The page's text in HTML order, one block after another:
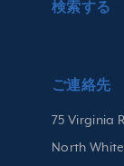
ご連絡先
75 Virginia
North White
検索する